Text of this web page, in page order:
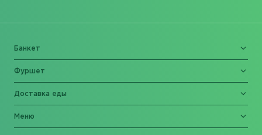
Банкет
Фуршет
Доставка еды
Меню